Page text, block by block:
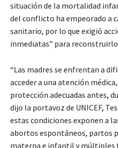
situación de la mortalidad
del conflicto ha empeorado a
sanitario, por lo que exigió
inmediatas” para
“Las madres se enfrentan a
acceder a una atención
protección adecuadas antes,
dijo la portavoz de UNICEF,
estas condiciones exponen a
abortos espontáneos, partos
materna e infantil y múltiples